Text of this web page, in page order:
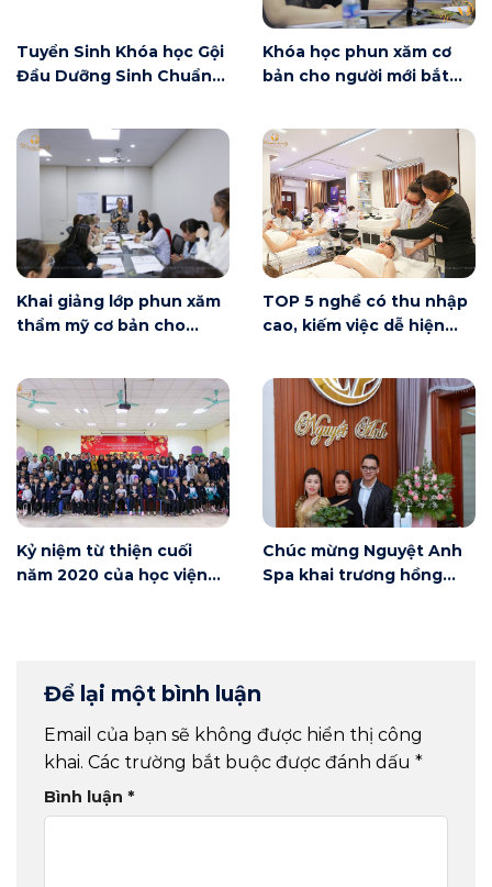
Tuyển Sinh Khóa học Gội
Đầu Dưỡng Sinh Chuẩn
Khóa học phun xăm cơ
bản cho người mới bắt
có gì?
Khai giảng lớp phun xăm
thẩm mỹ cơ bản cho
Nội
TOP 5 nghề có thu nhập
cao, kiếm việc dễ hiện
Kỷ niệm từ thiện cuối
năm 2020 của học viện
Chúc mừng Nguyệt Anh
Spa khai trương hồng
Để lại một bình luận
Email của bạn sẽ không được hiển thị công
khai. Các trường bắt buộc được đánh dấu *
Bình luận *